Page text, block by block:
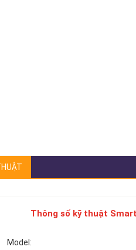
Thông số kỹ thuật
Model: